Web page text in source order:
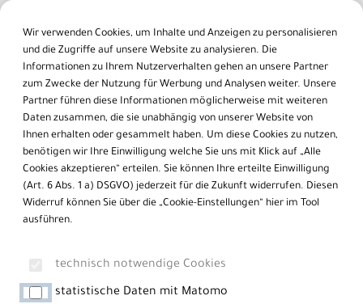
Informationen und Einstellungen zur Barrierefreiheit
Antagonistenprotokoll
Das modernste Standardprotokoll
Das Antagonistenprotokoll ist das modernste und bei uns am
häufigsten eingesetzte Verfahren zur Eizellstimulation.
Wir verwenden Cookies, um Inhalte und Anzeigen zu personalisieren
und die Zugriffe auf unsere Website zu analysieren. Die
Informationen zu Ihrem Nutzerverhalten gehen an unsere Partner
zum Zwecke der Nutzung für Werbung und Analysen weiter. Unsere
Partner führen diese Informationen möglicherweise mit weiteren
Daten zusammen, die sie unabhängig von unserer Website von
Ihnen erhalten oder gesammelt haben. Um diese Cookies zu nutzen,
benötigen wir Ihre Einwilligung welche Sie uns mit Klick auf „Alle
Cookies akzeptieren“ erteilen. Sie können Ihre erteilte Einwilligung
(Art. 6 Abs. 1 a) DSGVO) jederzeit für die Zukunft widerrufen. Diesen
Widerruf können Sie über die „Cookie-Einstellungen“ hier im Tool
ausführen.
technisch notwendige Cookies
statistische Daten mit Matomo